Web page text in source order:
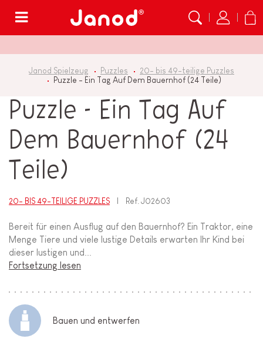
Janod Spielzeug Puzzles
20- bis 49-teilige Puzzles
Puzzle - Ein Tag Auf Dem Bauernhof (24 Teile)
Puzzle - Ein Tag Auf
Dem Bauernhof (24
Teile)
20- BIS 49-TEILIGE PUZZLES Ref.J02603
Bereit für einen Ausflug auf den Bauernhof? Ein Traktor, eine
Menge Tiere und viele lustige Details erwarten Ihr Kind bei
dieser lustigen und...
Fortsetzung lesen
Bauen und entwerfen